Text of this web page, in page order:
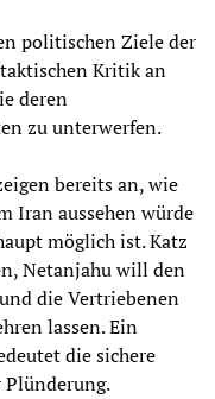
politischen Ziele der
Kritik an
deren
zu unterwerfen.
bereits an, wie
Iran aussehen würde
möglich ist. Katz
Netanjahu will den
die Vertriebenen
lassen. Ein
die sichere
Plünderung.